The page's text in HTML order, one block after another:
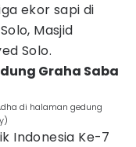
ekor sapi di
Masjid
Solo.
Graha Saba
di halaman gedung
Indonesia Ke-7